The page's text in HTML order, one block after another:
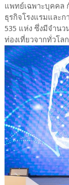
แพทย์เฉพาะบุคคล
ธุรกิจโรงแรมและก
535 แห่ง ซึ่งมีจำนว
ท่องเที่ยวจากทั่วโล